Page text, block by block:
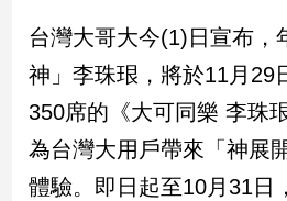
品
觀
點
政
治
政
台灣大哥大今(1)日宣布，
神」李珠珢，將於11月29
350席的《大可同樂 李珠
為台灣大用戶帶來「神展
體驗。即日起至10月31日